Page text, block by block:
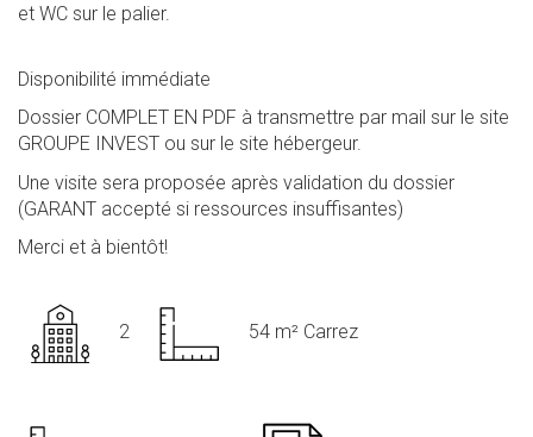
et WC sur le palier.
Disponibilité immédiate
Dossier COMPLET EN PDF à transmettre par mail sur le site
GROUPE INVEST ou sur le site hébergeur.
Une visite sera proposée après validation du dossier
(GARANT accepté si ressources insuffisantes)
Merci et à bientôt!
2 54 m² Carrez